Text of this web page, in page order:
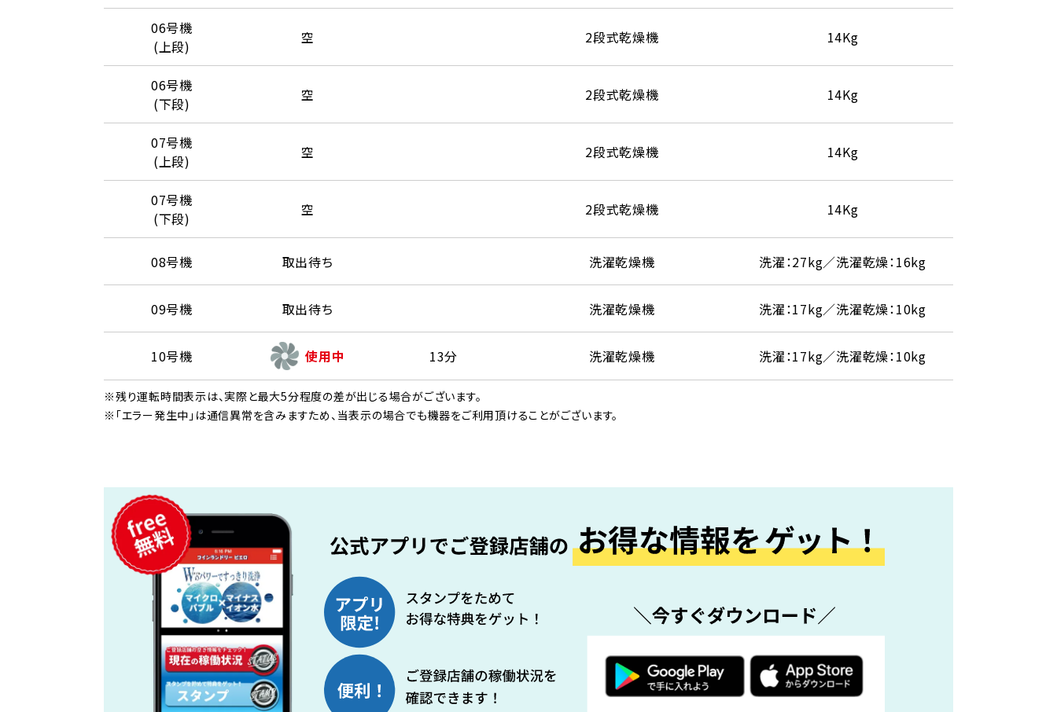
06号機
(上段)
空 2段式乾燥機 14Kg
06号機
(下段)
空 2段式乾燥機 14Kg
07号機
(上段)
空 2段式乾燥機 14Kg
07号機
(下段)
空 2段式乾燥機 14Kg
08号機 取出待ち 洗濯乾燥機 洗濯：27kg／洗濯乾燥：16kg
09号機 取出待ち 洗濯乾燥機 洗濯：17kg／洗濯乾燥：10kg
10号機 使用中 13分 洗濯乾燥機 洗濯：17kg／洗濯乾燥：10kg
※残り運転時間表示は、実際と最大5分程度の差が出じる場合がございます。
※「エラー発生中」は通信異常を含みますため、当表示の場合でも機器をご利用頂けることがございます。